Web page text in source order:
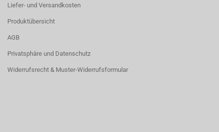
Liefer- und Versandkosten
Produktübersicht
AGB
Privatsphäre und Datenschutz
Widerrufsrecht & Muster-Widerrufsformular